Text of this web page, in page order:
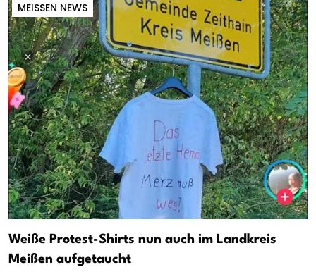
MEISSEN NEWS
Weiße Protest-Shirts nun auch im Landkreis
Meißen aufgetaucht